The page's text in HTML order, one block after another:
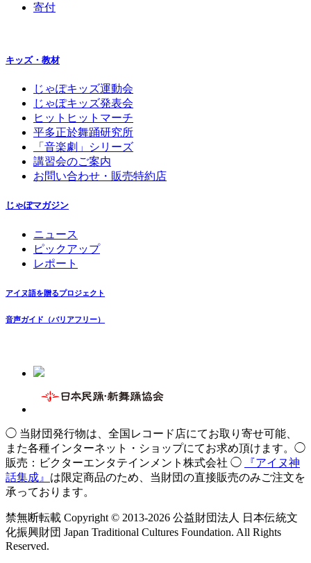
寄付
キッズ・教材
じゃぽキッズ運動会
じゃぽキッズ発表会
ヒットヒットマーチ
平多正於舞踊研究所
「音楽劇」シリーズ
講習会のご案内
お問い合わせ・販売特約店
じゃぽマガジン
ニュース
ピックアップ
レポート
アイヌ語を贈るプロジェクト
音声ガイド（バリアフリー）
◯ 当財団発行物は、全国レコード店にてお取り寄せ可能、
また各種インターネット・ショップにてお求め頂けます。◯
販売：ビクターエンタテインメント株式会社 ◯
『アイヌ神
話集成』 は限定商品のため、当財団の直接販売のみご注文を
承っております。
禁無断転載 Copyright © 2013-2026 公益財団法人 日本伝統文
化振興財団 Japan Traditional Cultures Foundation. All Rights
Reserved.